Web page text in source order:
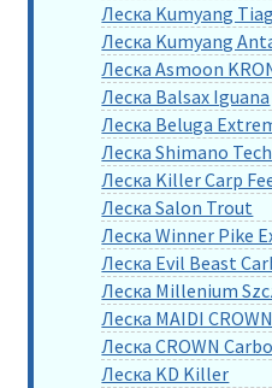
Леска Kumyang
Леска Kumyang
Леска Asmoon
Леска Balsax Iguana
Леска Beluga
Леска Shimano
Леска Killer Carp
Леска Salon Trout
Леска Winner Pike
Леска Evil Beast
Леска Millenium
Леска MAIDI
Леска CROWN
Леска KD Killer